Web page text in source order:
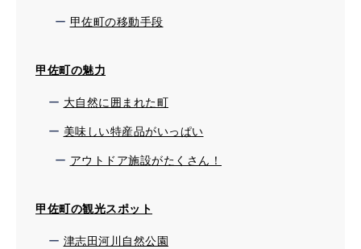
甲佐町の移動手段
甲佐町の魅力
大自然に囲まれた町
美味しい特産品がいっぱい
アウトドア施設がたくさん！
甲佐町の観光スポット
津志田河川自然公園